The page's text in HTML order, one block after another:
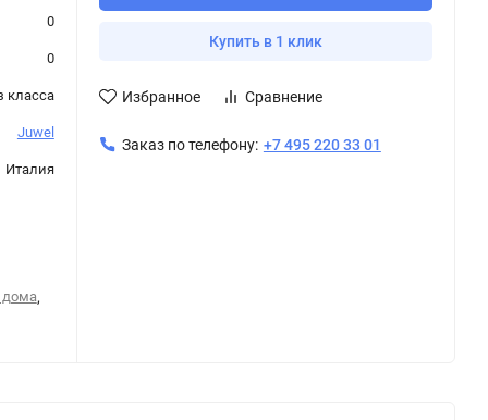
0
0
класса
Juwel
Италия
,
Купить в 1 клик
Избранное Сравнение
Заказ по телефону: +7 495 220 33 01